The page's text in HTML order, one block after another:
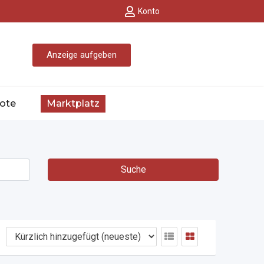
Konto
Anzeige aufgeben
Marktplatz
Suche